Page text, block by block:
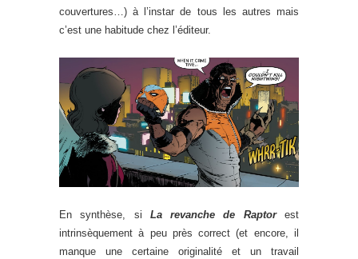
couvertures…) à l’instar de tous les autres mais
c’est une habitude chez l’éditeur.
En synthèse, si La revanche de Raptorest
intrinsèquement à peu près correct (et encore, il
manque une certaine originalité et un travail